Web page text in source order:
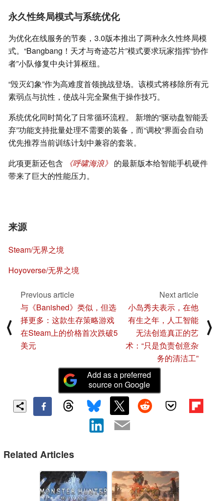
永久性终局模式与系统优化
为优化在线服务的节奏，3.0版本推出了两种永久性终局模
式。“Bangbang！天才与奇迹芯片”模式要求玩家指挥“协作
者”小队修复中央计算枢纽。
“毁灭幻象”作为高难度首领挑战登场。该模式将移除所有元
素弱点与抗性，使战斗完全聚焦于操作技巧。
系统优化同时简化了日常循环流程。 新增的“驱动盘智能丢
弃”功能支持批量处理不需要的装备，而“调校”界面会自动
优先推荐当前训练计划中兼容的套装。
此项更新还包含
《呼啸海浪》 的最新版本给智能手机硬件
带来了巨大的性能压力。
来源
Steam/无界之境
Hoyoverse/无界之境
⟨
Previous article
与《Banished》类似，但选
择更多：这款生存策略游戏
在Steam上的价格首次跌破5
美元
Next article
小岛秀夫表示，在他
有生之年，人工智能
无法创造真正的艺
术：“只是负责创意杂
务的清洁工”
⟩
Add as a preferred
source on Google
Related Articles